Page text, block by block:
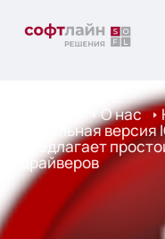
О нас
Финальная
предлагает
драйверов